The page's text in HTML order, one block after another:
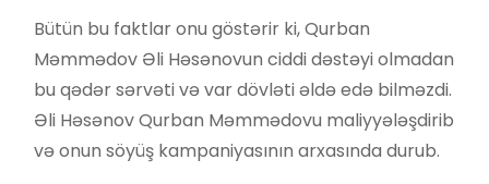
Bütün bu faktlar onu göstərir ki, Qurban
Məmmədov Əli Həsənovun ciddi dəstəyi olmadan
bu qədər sərvəti və var dövləti əldə edə bilməzdi.
Əli Həsənov Qurban Məmmədovu maliyyələşdirib
və onun söyüş kampaniyasının arxasında durub.